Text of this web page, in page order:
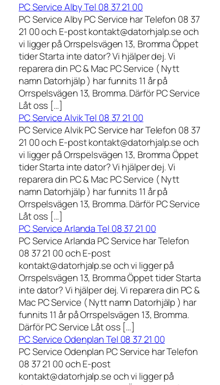
PC Service Alby Tel 08 37 21 00
PC Service Alby PC Service har Telefon 08 37
21 00 och E-post kontakt@datorhjalp.se och
vi ligger på Orrspelsvägen 13, Bromma Öppet
tider Starta inte dator? Vi hjälper dej. Vi
reparera din PC & Mac PC Service ( Nytt
namn Datorhjälp ) har funnits 11 år på
Orrspelsvägen 13, Bromma. Därför PC Service
Låt oss […]
PC Service Alvik Tel 08 37 21 00
PC Service Alvik PC Service har Telefon 08 37
21 00 och E-post kontakt@datorhjalp.se och
vi ligger på Orrspelsvägen 13, Bromma Öppet
tider Starta inte dator? Vi hjälper dej. Vi
reparera din PC & Mac PC Service ( Nytt
namn Datorhjälp ) har funnits 11 år på
Orrspelsvägen 13, Bromma. Därför PC Service
Låt oss […]
PC Service Arlanda Tel 08 37 21 00
PC Service Arlanda PC Service har Telefon
08 37 21 00 och E-post
kontakt@datorhjalp.se och vi ligger på
Orrspelsvägen 13, Bromma Öppet tider Starta
inte dator? Vi hjälper dej. Vi reparera din PC &
Mac PC Service ( Nytt namn Datorhjälp ) har
funnits 11 år på Orrspelsvägen 13, Bromma.
Därför PC Service Låt oss […]
PC Service Odenplan Tel 08 37 21 00
PC Service Odenplan PC Service har Telefon
08 37 21 00 och E-post
kontakt@datorhjalp.se och vi ligger på